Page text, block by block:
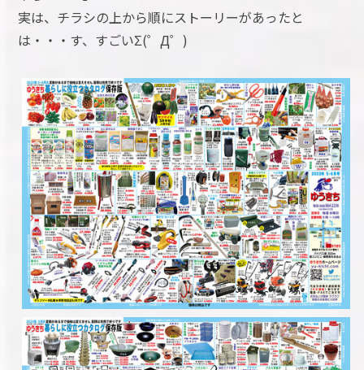
実は、チラシの上から順にストーリーがあったと
は・・・す、すごいΣ(゜Д゜)